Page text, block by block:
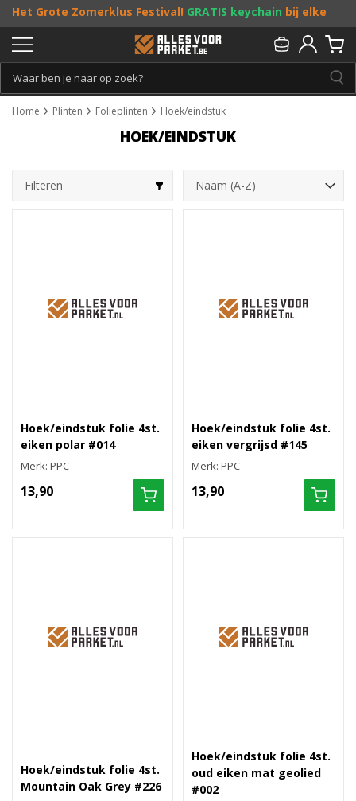
Het Grote Zomerklus Festival! GRATIS keychain bij elke
bestelling vanaf €25, entoffe acties! Doe je mee?
Persoonlijk & gratis advies:013 - 207 00 01
Home Plinten Folieplinten Hoek/eindstuk
HOEK/EINDSTUK
Filteren
Hoek/eindstuk folie 4st.
eiken polar #014
Merk: PPC
13,90
Hoek/eindstuk folie 4st.
eiken vergrijsd #145
Merk: PPC
13,90
Hoek/eindstuk folie 4st.
Mountain Oak Grey #226
Hoek/eindstuk folie 4st.
oud eiken mat geolied
#002